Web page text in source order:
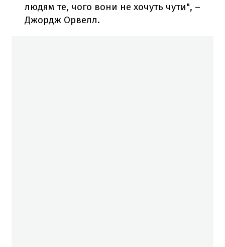
людям те, чого вони не хочуть чути", –
Джордж Орвелл.